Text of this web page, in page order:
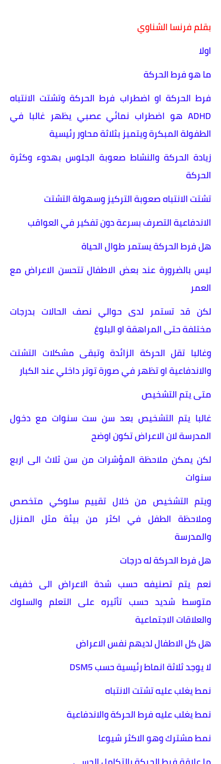
بقلم فرنسا الشناوي
اولا
ما هو فرط الحركة
فرط الحركة او اضطراب فرط الحركة وتشتت الانتباه
ADHD هو اضطراب نمائي عصبي يظهر غالبا في
الطفولة المبكرة ويتميز بثلاثة محاور رئيسية
زيادة الحركة والنشاط صعوبة الجلوس بهدوء وكثرة
الحركة
تشتت الانتباه صعوبة التركيز وسهولة التشتت
الاندفاعية التصرف بسرعة دون تفكير في العواقب
هل فرط الحركة يستمر طوال الحياة
ليس بالضرورة عند بعض الاطفال تتحسن الاعراض مع
العمر
لكن قد تستمر لدى حوالي نصف الحالات بدرجات
مختلفة حتى المراهقة او البلوغ
وغالبا تقل الحركة الزائدة وتبقى مشكلات التشتت
والاندفاعية او تظهر في صورة توتر داخلي عند الكبار
متى يتم التشخيص
غالبا يتم التشخيص بعد سن ست سنوات مع دخول
المدرسة لان الاعراض تكون اوضح
لكن يمكن ملاحظة المؤشرات من سن ثلاث الى اربع
سنوات
ويتم التشخيص من خلال تقييم سلوكي متخصص
وملاحظة الطفل في اكثر من بيئة مثل المنزل
والمدرسة
هل فرط الحركة له درجات
نعم يتم تصنيفه حسب شدة الاعراض الى خفيف
متوسط شديد حسب تأثيره على التعلم والسلوك
والعلاقات الاجتماعية
هل كل الاطفال لديهم نفس الاعراض
لا يوجد ثلاثة انماط رئيسية حسب DSM5
نمط يغلب عليه تشتت الانتباه
نمط يغلب عليه فرط الحركة والاندفاعية
نمط مشترك وهو الاكثر شيوعا